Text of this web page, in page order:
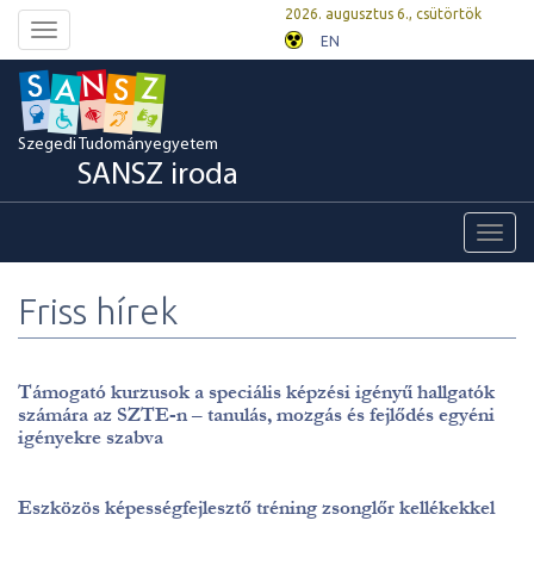
Toggle
navigation
2026. augusztus 6., csütörtök
EN
Szegedi Tudományegyetem
SANSZ iroda
Friss hírek
Támogató kurzusok a speciális képzési igényű hallgatók
számára az SZTE-n – tanulás, mozgás és fejlődés egyéni
igényekre szabva
Eszközös képességfejlesztő tréning zsonglőr kellékekkel